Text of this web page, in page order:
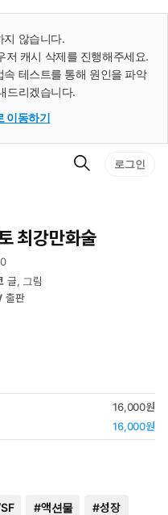
지 않습니다.
저 캐시 삭제를 진행해주세요.
테스트를 통해 원인을 파악
드리겠습니다.
이동하기
검
로그인
최강만화술
글, 그림
출판
16,000원
16,000원
#액션물 #성장